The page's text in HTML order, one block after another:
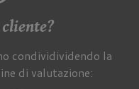
condividividendo la
di valutazione: